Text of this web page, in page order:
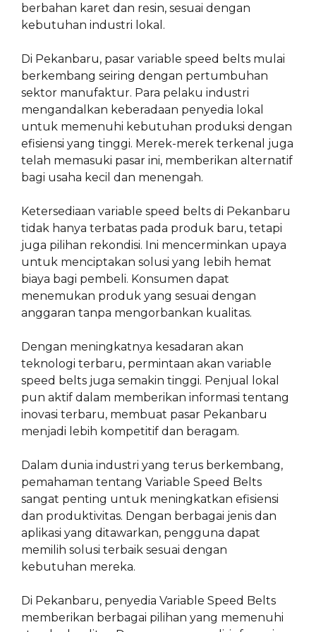
berbahan karet dan resin, sesuai dengan
kebutuhan industri lokal.
Di Pekanbaru, pasar variable speed belts mulai
berkembang seiring dengan pertumbuhan
sektor manufaktur. Para pelaku industri
mengandalkan keberadaan penyedia lokal
untuk memenuhi kebutuhan produksi dengan
efisiensi yang tinggi. Merek-merek terkenal juga
telah memasuki pasar ini, memberikan alternatif
bagi usaha kecil dan menengah.
Ketersediaan variable speed belts di Pekanbaru
tidak hanya terbatas pada produk baru, tetapi
juga pilihan rekondisi. Ini mencerminkan upaya
untuk menciptakan solusi yang lebih hemat
biaya bagi pembeli. Konsumen dapat
menemukan produk yang sesuai dengan
anggaran tanpa mengorbankan kualitas.
Dengan meningkatnya kesadaran akan
teknologi terbaru, permintaan akan variable
speed belts juga semakin tinggi. Penjual lokal
pun aktif dalam memberikan informasi tentang
inovasi terbaru, membuat pasar Pekanbaru
menjadi lebih kompetitif dan beragam.
Dalam dunia industri yang terus berkembang,
pemahaman tentang Variable Speed Belts
sangat penting untuk meningkatkan efisiensi
dan produktivitas. Dengan berbagai jenis dan
aplikasi yang ditawarkan, pengguna dapat
memilih solusi terbaik sesuai dengan
kebutuhan mereka.
Di Pekanbaru, penyedia Variable Speed Belts
memberikan berbagai pilihan yang memenuhi